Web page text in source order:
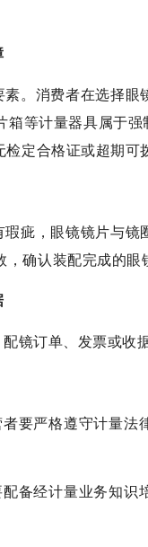
。消费者在选择
等计量器具属于
定合格证或超期可
疵，眼镜镜片与
确认装配完成的眼
镜订单、发票或收
者要严格遵守计量法
备经计量业务知识